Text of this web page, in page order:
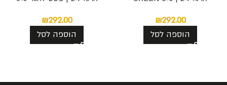
₪292.00
הוספה לסל
₪292.00
הוספה לסל